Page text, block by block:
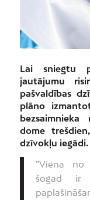
Lai sniegtu
jautājumu
pašvaldības
plāno
dome
dzīvokļu iegādi.
“Viena no
šogad ir